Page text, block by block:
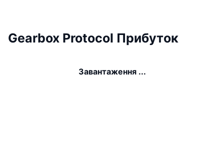
Gearbox Protocol Прибуток
Завантаження ...